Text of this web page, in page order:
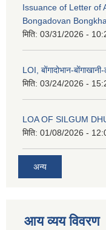
Issuance of Letter of
Bongadovan
मिति: 03/31/2026 -
LOI, बोंगादोभान-
मिति: 03/24/2026 -
LOA OF SILGUM
मिति: 01/08/2026 -
अन्य
आय व्यय विवरण